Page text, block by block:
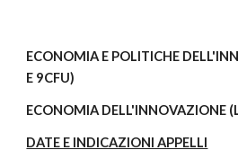
ECONOMIA E POLITICHE
E 9CFU)
ECONOMIA DELL'INNOVAZIONE
DATE E INDICAZIONI APPELLI